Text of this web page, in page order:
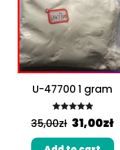
U-47700 1 gram
Rated5.00
out of 5
35,00zł 31,00zł